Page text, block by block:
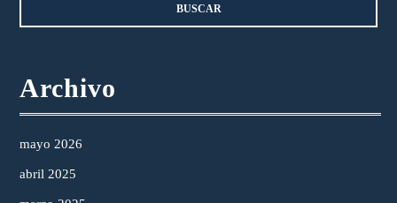
Archivo
mayo 2026
abril 2025